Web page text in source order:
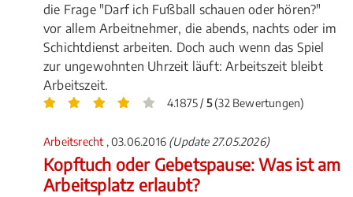
die Frage "Darf ich Fußball schauen oder hören?"
vor allem Arbeitnehmer, die abends, nachts oder im
Schichtdienst arbeiten. Doch auch wenn das Spiel
zur ungewohnten Uhrzeit läuft: Arbeitszeit bleibt
Arbeitszeit.
4.1875 / 5(32 Bewertungen)
Arbeitsrecht , 03.06.2016 (Update 27.05.2026)
Kopftuch oder Gebetspause: Was ist am
Arbeitsplatz erlaubt?